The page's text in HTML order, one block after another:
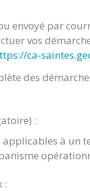
envoyé par
vos
ca-
des
:
à un
: